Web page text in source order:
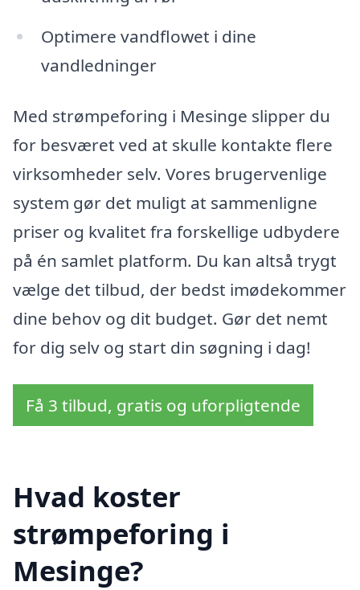
Optimere vandflowet i dine
vandledninger
Med strømpeforing i Mesinge slipper du
for besværet ved at skulle kontakte flere
virksomheder selv. Vores brugervenlige
system gør det muligt at sammenligne
priser og kvalitet fra forskellige udbydere
på én samlet platform. Du kan altså trygt
vælge det tilbud, der bedst imødekommer
dine behov og dit budget. Gør det nemt
for dig selv og start din søgning i dag!
Få 3 tilbud, gratis og uforpligtende
Hvad koster
strømpeforing i
Mesinge?